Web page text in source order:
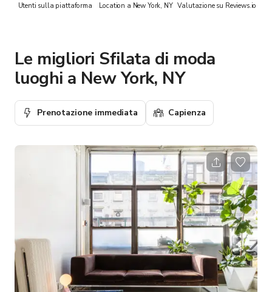
Utenti sulla piattaforma Location a New York, NY Valutazione su Reviews.io
Le migliori Sfilata di moda
luoghi a New York, NY
Prenotazione immediata Capienza